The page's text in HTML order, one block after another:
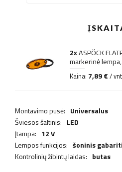
2xASPÖCK
markerinė
Kaina: 7,89 € /
Montavimo pusė: Universalus
Šviesos šaltinis: LED
Įtampa: 12 V
Lempos funkcijos: šoninis
Kontrolinių žibintų laidas: butas